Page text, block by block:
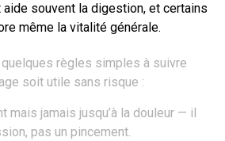
souvent la digestion, et certains
même la vitalité générale.
quelques règles simples à suivre
soit utile sans risque :
mais jamais jusqu’à la douleur — il
pas un pincement.